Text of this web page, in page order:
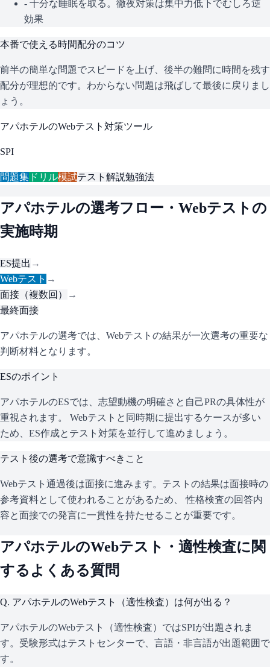
- 十分な睡眠を取る。徹夜対策は集中力低下でむしろ逆
効果
本番で使える時間配分のコツ
前半の簡単な問題でスピードを上げ、後半の難問に時間を残す
配分が理想的です。わからない問題は飛ばして最後に戻りまし
ょう。
アパホテルのWebテスト対策ツール
SPI
問題集 ドリル模試テスト解説勉強法
アパホテルの選考フロー・Webテストの
実施時期
ES提出 →
Webテスト →
面接（複数回）
→
最終面接
アパホテルの選考では、Webテストの結果が一次選考の重要な
判断材料となります。
ESのポイント
アパホテルのESでは、志望動機の明確さと自己PRの具体性が
重視されます。 Webテストと同時期に提出するケースが多い
ため、ES作成とテスト対策を並行して進めましょう。
テスト後の選考で意識すべきこと
Webテスト通過後は面接に進みます。テストの結果は面接時の
参考資料として使われることがあるため、 性格検査の回答内
容と面接での発言に一貫性を持たせることが重要です。
アパホテルのWebテスト・適性検査に関
するよくある質問
Q. アパホテルのWebテスト（適性検査）は何が出る？
アパホテルのWebテスト（適性検査）ではSPIが出題されま
す。受験形式はテストセンターで、言語・非言語が出題範囲で
す。